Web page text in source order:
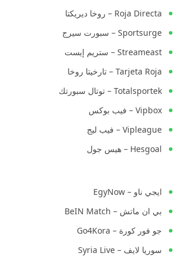
Roja Directa – روخا ديريكتا
Sportsurge – سبورت سيرج
Streameast – ستريم إيست
Tarjeta Roja – تارخيتا روخا
Totalsportek – توتال سبورتك
Vipbox – فيب بوكس
Vipleague – فيب ليج
Hesgoal – هيس جول
ايجي ناو – EgyNow
بي ان ماتش – BeIN Match
جو فور كورة – Go4Kora
سوريا لايف – Syria Live